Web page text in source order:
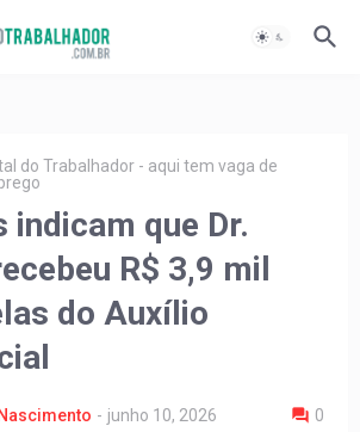
do Trabalhador - aqui tem vaga de
indicam que Dr.
R$ 3,9 mil
do Auxílio
- junho 10, 2026 0